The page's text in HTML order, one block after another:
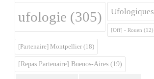
ufologie (305) Ufologiques
[Off] - Rouen (12)
[Partenaire] Montpellier (18)
[Repas Partenaire] Buenos-Aires (19)